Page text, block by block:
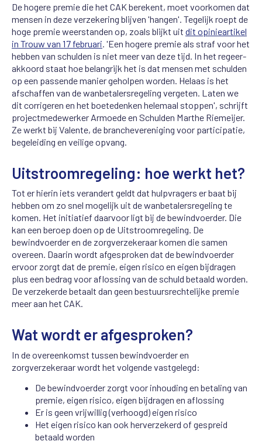
De hogere premie die het CAK berekent, moet voorkomen dat
mensen in deze verzekering blijven 'hangen'. Tegelijk roept de
hoge premie weerstanden op, zoals blijkt uit dit opinieartikel
in Trouw van 17 februari . 'Een hogere premie als straf voor het
hebben van schulden is niet meer van deze tijd. In het regeer­
akkoord staat hoe belangrijk het is dat mensen met schulden
op een passende manier geholpen worden. Helaas is het
afschaffen van de wanbetalersregeling vergeten. Laten we
dit corrigeren en het boetedenken helemaal stoppen', schrijft
projectmedewerker Armoede en Schulden Marthe Riemeijer.
Ze werkt bij Valente, de branchevereniging voor participatie,
begeleiding en veilige opvang.
Uitstroomregeling: hoe werkt het?
Tot er hierin iets verandert geldt dat hulpvragers er baat bij
hebben om zo snel mogelijk uit de wanbetalersregeling te
komen. Het initiatief daarvoor ligt bij de bewindvoerder. Die
kan een beroep doen op de Uitstroomregeling. De
bewindvoerder en de zorgverzekeraar komen die samen
overeen. Daarin wordt afgesproken dat de bewindvoerder
ervoor zorgt dat de premie, eigen risico en eigen bijdragen
plus een bedrag voor aflossing van de schuld betaald worden.
De verzekerde betaalt dan geen bestuursrechtelijke premie
meer aan het CAK.
Wat wordt er afgesproken?
In de overeenkomst tussen bewindvoerder en
zorgverzekeraar wordt het volgende vastgelegd:
De bewindvoerder zorgt voor inhouding en betaling van
premie, eigen risico, eigen bijdragen en aflossing
Er is geen vrijwillig (verhoogd) eigen risico
Het eigen risico kan ook herverzekerd of gespreid
betaald worden